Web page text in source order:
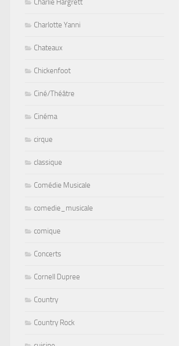
Charlotte Yanni
Chateaux
Chickenfoot
Ciné/Théâtre
Cinéma
cirque
classique
Comédie Musicale
comedie_musicale
comique
Concerts
Cornell Dupree
Country
Country Rock